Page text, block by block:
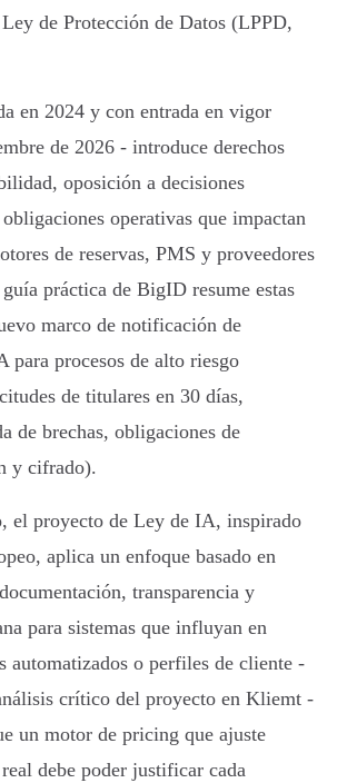
de Protección de Datos (LPPD,
en 2024 y con entrada en vigor
de 2026 - introduce derechos
oposición a decisiones
operativas que impactan
de reservas, PMS y proveedores
práctica de BigID resume estas
marco de notificación de
para procesos de alto riesgo
de titulares en 30 días,
de brechas, obligaciones de
y cifrado).
el proyecto de Ley de IA, inspirado
aplica un enfoque basado en
transparencia y
para sistemas que influyan en
automatizados o perfiles de cliente -
crítico del proyecto en Kliemt -
un motor de pricing que ajuste
debe poder justificar cada